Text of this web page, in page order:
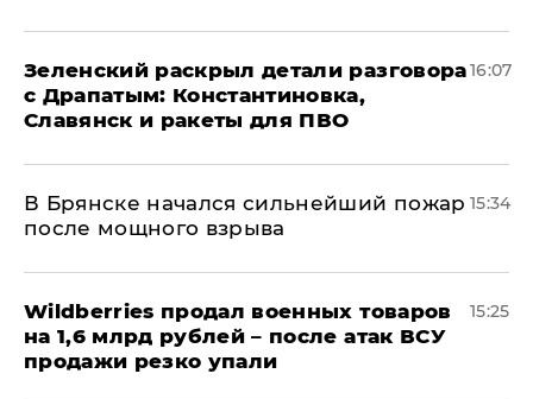
​Зеленский раскрыл детали разговора
с Драпатым: Константиновка,
Славянск и ракеты для ПВО
16:07
В Брянске начался сильнейший пожар
после мощного взрыва
15:34
​Wildberries продал военных товаров
на 1,6 млрд рублей – после атак ВСУ
продажи резко упали
15:25